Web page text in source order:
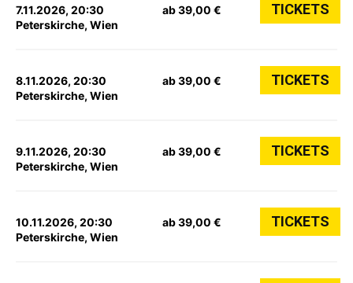
7.11.2026, 20:30
Peterskirche, Wien
ab 39,00 € TICKETS
8.11.2026, 20:30
Peterskirche, Wien
ab 39,00 € TICKETS
9.11.2026, 20:30
Peterskirche, Wien
ab 39,00 € TICKETS
10.11.2026, 20:30
Peterskirche, Wien
ab 39,00 € TICKETS